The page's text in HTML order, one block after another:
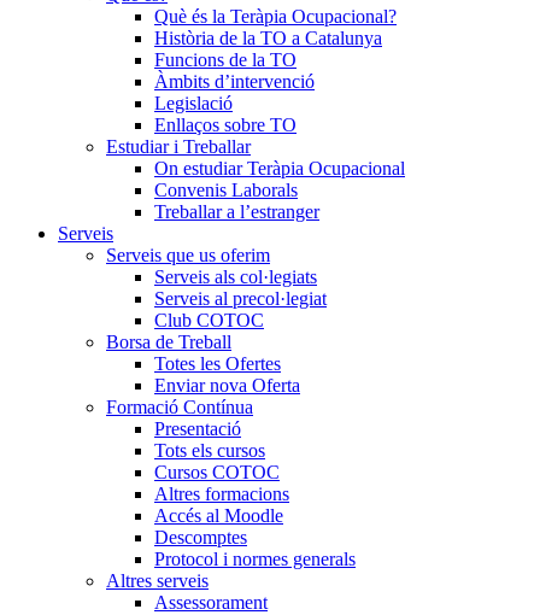
Què és la Teràpia Ocupacional?
Història de la TO a Catalunya
Funcions de la TO
Àmbits d’intervenció
Legislació
Enllaços sobre TO
Estudiar i Treballar
On estudiar Teràpia Ocupacional
Convenis Laborals
Treballar a l’estranger
Serveis
Serveis que us oferim
Serveis als col·legiats
Serveis al precol·legiat
Club COTOC
Borsa de Treball
Totes les Ofertes
Enviar nova Oferta
Formació Contínua
Presentació
Tots els cursos
Cursos COTOC
Altres formacions
Accés al Moodle
Descomptes
Protocol i normes generals
Altres serveis
Assessorament